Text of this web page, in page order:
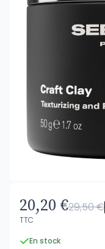
20,20 €29,50 €
TTC
En stock